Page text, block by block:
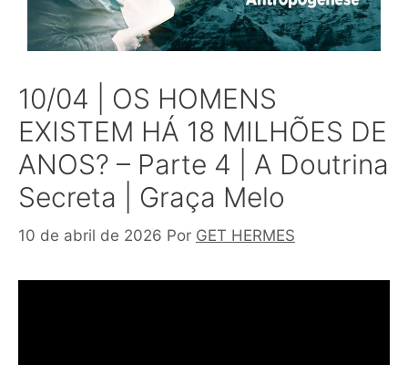
10/04 | OS HOMENS
EXISTEM HÁ 18 MILHÕES DE
ANOS? – Parte 4 | A Doutrina
Secreta | Graça Melo
10 de abril de 2026 Por GET HERMES